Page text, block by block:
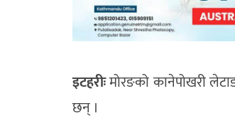
इटहरीःमोरङको कानेपोखरी
छन् ।